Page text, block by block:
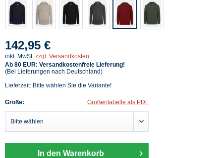
142,95 €
inkl. MwSt. zzgl. Versandkosten
Ab 80 EUR: Versandkostenfreie Lieferung!
(Bei Lieferungen nach Deutschland)
Lieferzeit: Bitte wählen Sie die Variante!
Größe: Größentabelle als PDF
In den Warenkorb